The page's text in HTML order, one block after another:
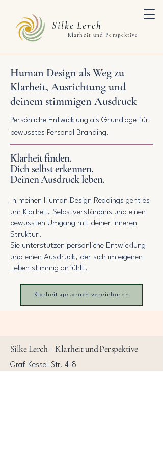
Silke Lerch
Klarheit und Perspektive
Human Design als Weg zu
Klarheit, Ausrichtung und
deinem stimmigen Ausdruck
Persönliche Entwicklung als Grundlage für
bewusstes Personal Branding.
Klarheit finden.
Dich selbst erkennen.
Deinen Ausdruck leben.
In meinen Human Design Readings geht es
um Klarheit, Selbstverständnis und einen
bewussten Umgang mit deiner inneren
Struktur.
Sie unterstützen persönliche Entwicklung
und einen Ausdruck, der sich im eigenen
Leben stimmig anfühlt.
Klarheitsgespräch vereinbaren
Silke Lerch – Klarheit und Perspektive
Graf-Kessel-Str. 4-8